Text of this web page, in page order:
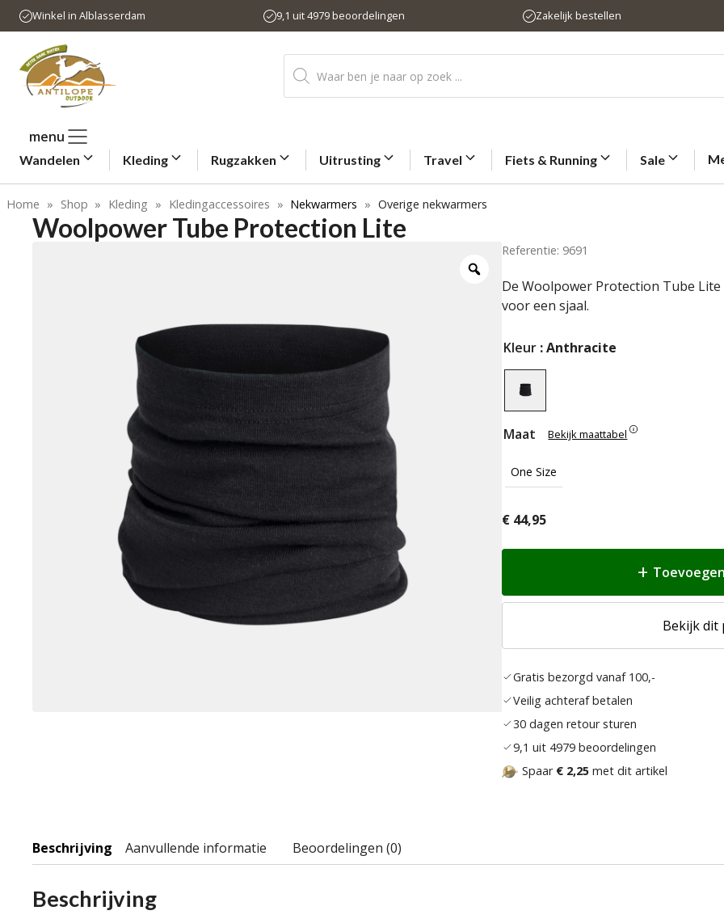
naar
inhoud
Winkel in Alblasserdam 9,1 uit 4979 beoordelingen Zakelijk bestellen
Producten
zoeken
menu
Wandelen Kleding Rugzakken Uitrusting Travel Fiets & Running Sale
Home » Shop » Kleding » Kledingaccessoires » Nekwarmers » Overige nekwarmers
Woolpower Tube Protection Lite
Referentie: 9691
De Woolpower Protection Tube
voor een sjaal.
Kleur : Anthracite
Maat Bekijk maattabel
One Size
€ 44,95
Bekijk dit
Gratis bezorgd vanaf 100,-
Veilig achteraf betalen
30 dagen retour sturen
9,1 uit 4979 beoordelingen
Spaar € 2,25 met dit artikel
Beschrijving Aanvullende informatie Beoordelingen (0)
Beschrijving